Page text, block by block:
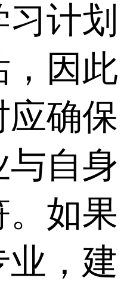
计划
，因此
应确保
与自身
。如果
，建